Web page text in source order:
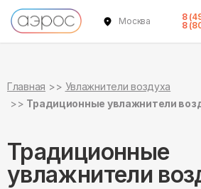
Москва
8
8
Главная
Увлажнители воздуха
Традиционные увлажнители
Традиционные
увлажнители